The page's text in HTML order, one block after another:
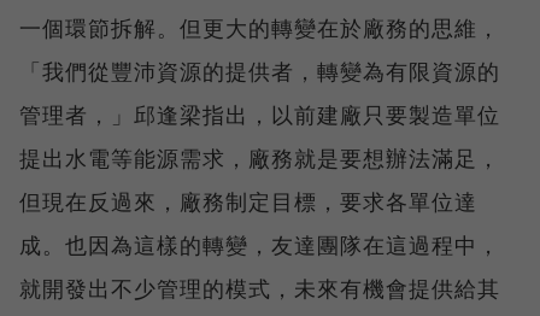
一個環節拆解。但更大的轉變在於廠務的思維，
「我們從豐沛資源的提供者，轉變為有限資源的
管理者，」邱逢梁指出，以前建廠只要製造單位
提出水電等能源需求，廠務就是要想辦法滿足，
但現在反過來，廠務制定目標，要求各單位達
成。也因為這樣的轉變，友達團隊在這過程中，
就開發出不少管理的模式，未來有機會提供給其